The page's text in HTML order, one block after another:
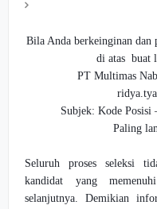
Bila Anda berkeinginan dan
di atas buat
PT Multimas
Subjek: Kode Posisi
Paling
Seluruh proses seleksi
kandidat yang
selanjutnya. Demikian